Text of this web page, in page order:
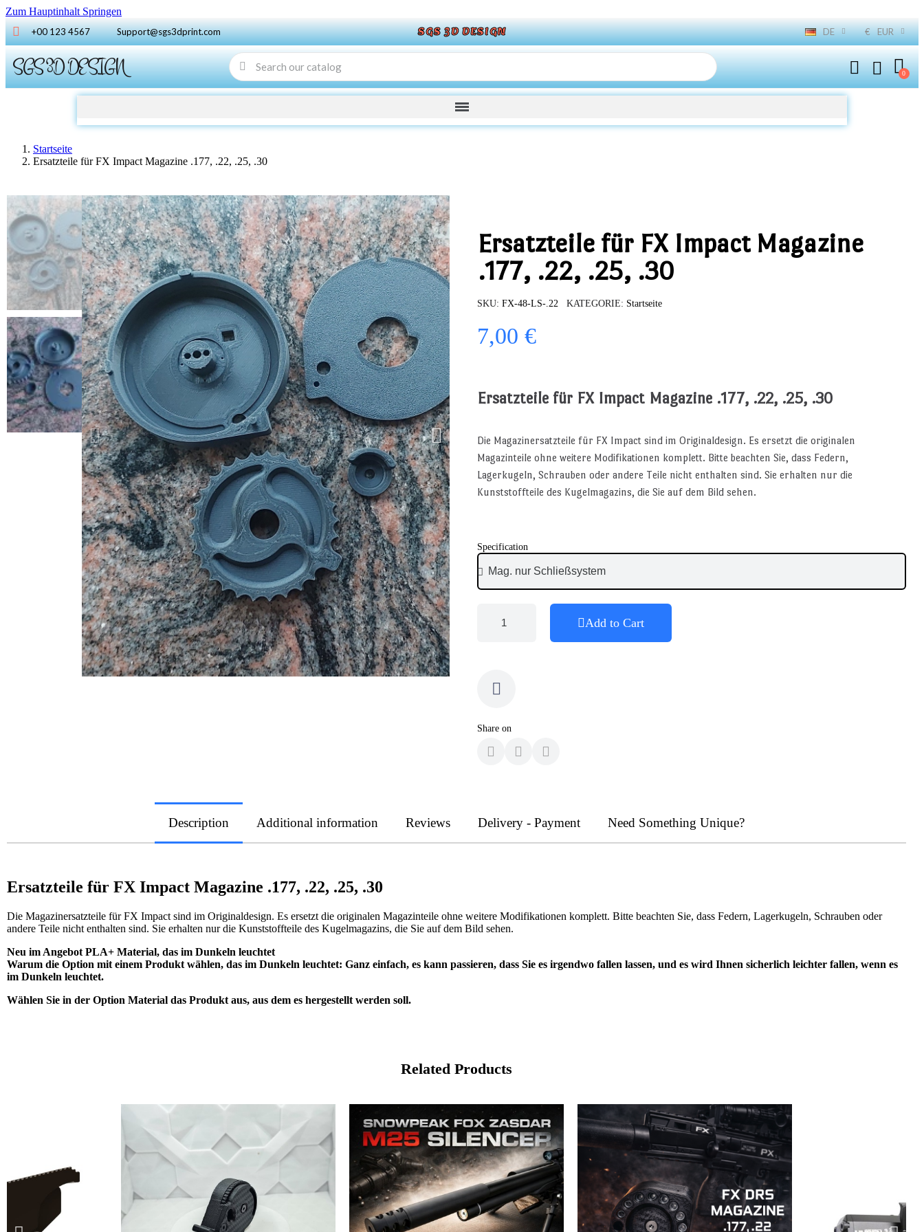
Zum Hauptinhalt Springen
+00 123 4567 Support@sgs3dprint.com SGS 3D DESIGN DE € EUR
SGS 3D DESIGN
Startseite
Ersatzteile für FX Impact Magazine .177, .22, .25, .30
Ersatzteile für FX Impact Magazine
.177, .22, .25, .30
SKU FX-48-LS-.22 KATEGORIE Startseite
7,00 €
Ersatzteile für FX Impact Magazine .177, .22, .25, .30
Die Magazinersatzteile für FX Impact sind im Originaldesign. Es ersetzt die originalen
Magazinteile ohne weitere Modifikationen komplett. Bitte beachten Sie, dass Federn,
Lagerkugeln, Schrauben oder andere Teile nicht enthalten sind. Sie erhalten nur die
Kunststoffteile des Kugelmagazins, die Sie auf dem Bild sehen.
Specification
Add to Cart
Share on
Description Additional information Reviews Delivery - Payment Need Something Unique?
Ersatzteile für FX Impact Magazine .177, .22, .25, .30
Die Magazinersatzteile für FX Impact sind im Originaldesign. Es ersetzt die originalen Magazinteile ohne weitere Modifikationen komplett. Bitte beachten Sie, dass Federn, Lagerkugeln, Schrauben oder
andere Teile nicht enthalten sind. Sie erhalten nur die Kunststoffteile des Kugelmagazins, die Sie auf dem Bild sehen.
Neu im Angebot PLA+ Material, das im Dunkeln leuchtet
Warum die Option mit einem Produkt wählen, das im Dunkeln leuchtet: Ganz einfach, es kann passieren, dass Sie es irgendwo fallen lassen, und es wird Ihnen sicherlich leichter fallen, wenn es
im Dunkeln leuchtet.
Wählen Sie in der Option Material das Produkt aus, aus dem es hergestellt werden soll.
Related Products